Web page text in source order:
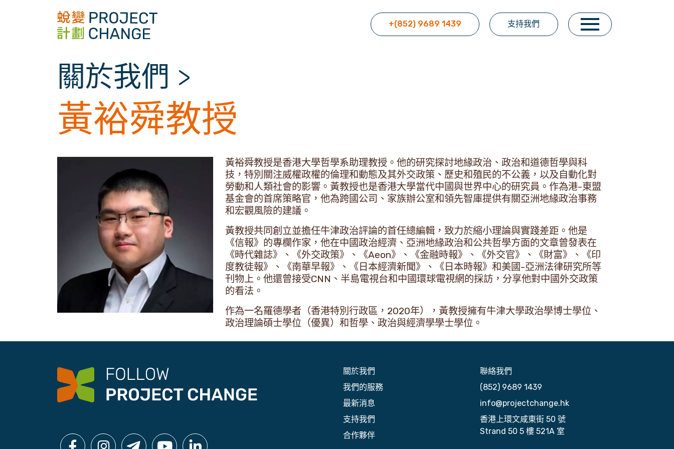
+(852) 9689 1439 支持我們
關於我們 >
黃裕舜教授
黃裕舜教授是香港大學哲學系助理教授。他的研究探討地緣政治、政治和道德哲學與科
技，特別關注威權政權的倫理和動態及其外交政策、歷史和殖民的不公義，以及自動化對
勞動和人類社會的影響。黃教授也是香港大學當代中國與世界中心的研究員。作為港-東盟
基金會的首席策略官，他為跨國公司、家族辦公室和領先智庫提供有關亞洲地緣政治事務
和宏觀風險的建議。
黃教授共同創立並擔任牛津政治評論的首任總編輯，致力於縮小理論與實踐差距。他是
《信報》的專欄作家，他在中國政治經濟、亞洲地緣政治和公共哲學方面的文章曾發表在
《時代雜誌》、《外交政策》、《Aeon》、《金融時報》、《外交官》、《財富》、《印
度教徒報》、《南華早報》、《日本經濟新聞》、《日本時報》和美國-亞洲法律研究所等
刊物上。他還曾接受CNN、半島電視台和中國環球電視網的採訪，分享他對中國外交政策
的看法。
作為一名羅德學者（香港特別行政區，2020年），黃教授擁有牛津大學政治學博士學位、
政治理論碩士學位（優異）和哲學、政治與經濟學學士學位。
關於我們
我們的服務
最新消息
支持我們
合作夥伴
聯絡我們
(852) 9689 1439
info@projectchange.hk
香港上環文咸東街 50 號
Strand 50 5 樓 521A 室